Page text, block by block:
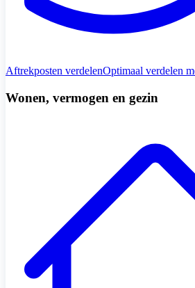
Aftrekposten verdelenOptimaal verdelen
Wonen, vermogen en gezin